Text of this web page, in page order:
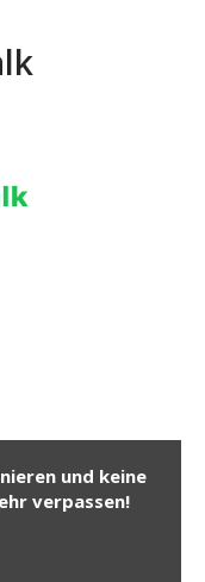
und keine
verpassen!